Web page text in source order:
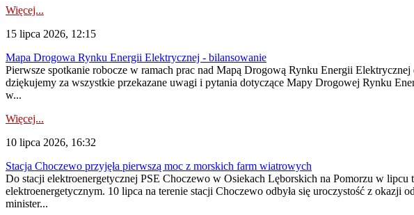
Więcej...
15 lipca 2026, 12:15
Mapa Drogowa Rynku Energii Elektrycznej - bilansowanie
Pierwsze spotkanie robocze w ramach prac nad Mapą Drogową Rynku Energii
dziękujemy za wszystkie przekazane uwagi i pytania dotyczące Mapy Drogowej Rynku
w...
Więcej...
10 lipca 2026, 16:32
Stacja Choczewo przyjęła pierwszą moc z morskich farm wiatrowych
Do stacji elektroenergetycznej PSE Choczewo w Osiekach Lęborskich na Pomorzu w
elektroenergetycznym. 10 lipca na terenie stacji Choczewo odbyła się uroczystość z
minister...